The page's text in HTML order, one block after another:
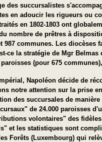
des succursalistes
en adoucir les rigueurs ou
en 1802-1803 ont
nombre de prêtres à
987 communes. Les diocèses
ce la stratégie de Mgr
(pour 675
Napoléon décide de
notre attention sur la prise
des succursales de
de 24.000 paroisses
volontaires" des
et les statistiques sont
Forêts (Luxembourg) qui